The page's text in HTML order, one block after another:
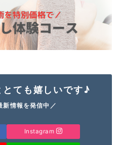
とても嬉しいです♪
新情報を発信中／
Instagram